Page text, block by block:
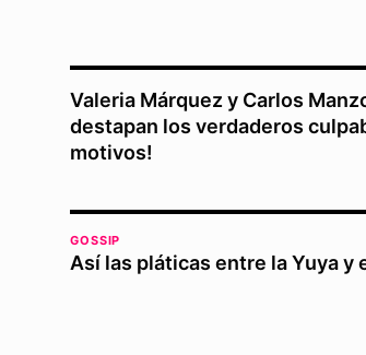
Valeria Márquez y Carlos
destapan los verdaderos
motivos!
GOSSIP
Así las pláticas entre la Yuya y